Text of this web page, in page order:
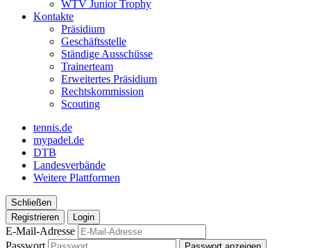
WTV Junior Trophy
Kontakte
Präsidium
Geschäftsstelle
Ständige Ausschüsse
Trainerteam
Erweitertes Präsidium
Rechtskommission
Scouting
tennis.de
mypadel.de
DTB
Landesverbände
Weitere Plattformen
Schließen
Registrieren
Login
E-Mail-Adresse
Passwort